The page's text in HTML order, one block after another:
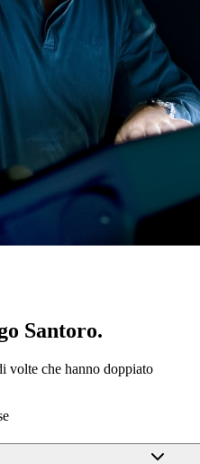
Santoro.
volte che hanno doppiato